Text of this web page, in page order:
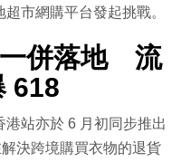
市網購平台發起挑戰。
一併落地 流
618
站亦於 6 月初同步推出
決跨境購買衣物的退貨